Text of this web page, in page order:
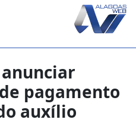
pagamento
auxílio